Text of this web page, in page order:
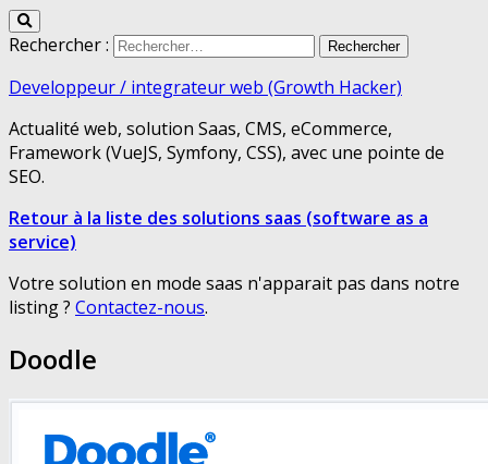
Rechercher :
Developpeur / integrateur web (Growth Hacker)
Actualité web, solution Saas, CMS, eCommerce,
Framework (VueJS, Symfony, CSS), avec une pointe de
SEO.
Retour à la liste des solutions saas (software as a
service)
Votre solution en mode saas n'apparait pas dans notre
listing ? Contactez-nous.
Doodle